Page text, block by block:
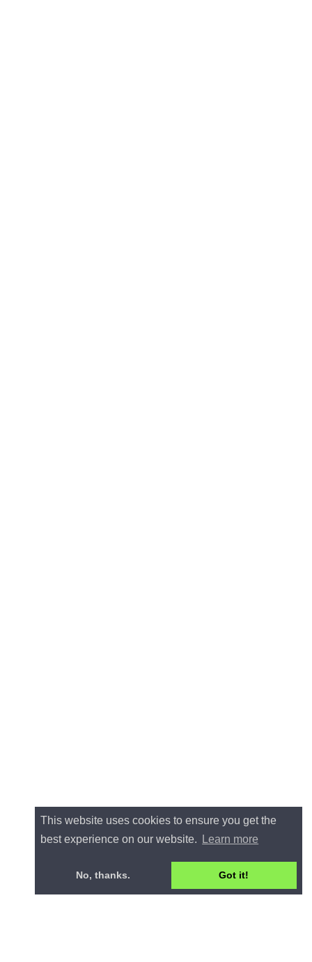
This website uses cookies to ensure you get the
best experience on our website.
Learn more
No, thanks. Got it!